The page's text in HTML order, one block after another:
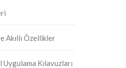
Akıllı Özellikler
Uygulama Kılavuzları